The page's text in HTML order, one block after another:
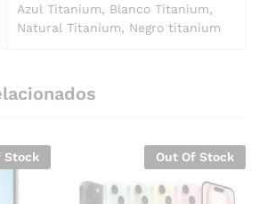
Azul Titanium, Blanco Titanium,
Natural Titanium, Negro titanium
Stock Out Of Stock